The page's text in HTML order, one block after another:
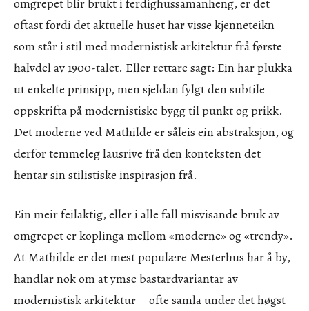
omgrepet blir brukt i ferdighussamanheng, er det
oftast fordi det aktuelle huset har visse kjenneteikn
som står i stil med modernistisk arkitektur frå første
halvdel av 1900-talet. Eller rettare sagt: Ein har plukka
ut enkelte prinsipp, men sjeldan fylgt den subtile
oppskrifta på modernistiske bygg til punkt og prikk.
Det moderne ved Mathilde er såleis ein abstraksjon, og
derfor temmeleg lausrive frå den konteksten det
hentar sin stilistiske inspirasjon frå.
Ein meir feilaktig, eller i alle fall misvisande bruk av
omgrepet er koplinga mellom «moderne» og «trendy».
At Mathilde er det mest populære Mesterhus har å by,
handlar nok om at ymse bastardvariantar av
modernistisk arkitektur – ofte samla under det høgst